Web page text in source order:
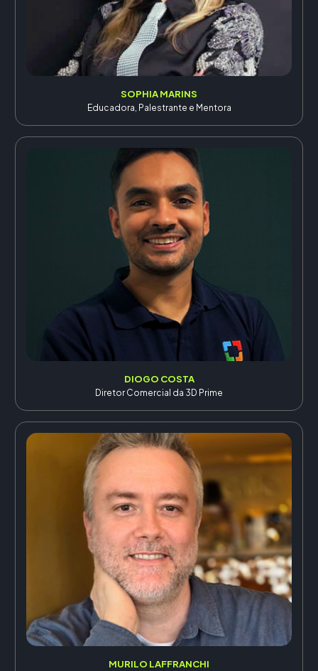
SOPHIA MARINS
Educadora, Palestrante e Mentora
DIOGO COSTA
Diretor Comercial da 3D Prime
MURILO LAFFRANCHI